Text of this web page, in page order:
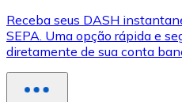
Receba seus DASH
SEPA. Uma opção rápida e
diretamente de sua conta